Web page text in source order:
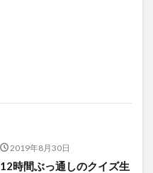
2019年8月30日
12時間ぶっ通しのクイズ生